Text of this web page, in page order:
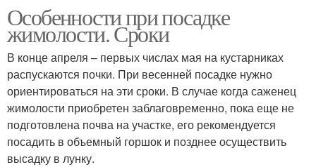
Особенности при посадке
жимолости. Сроки
В конце апреля – первых числах мая на кустарниках
распускаются почки. При весенней посадке нужно
ориентироваться на эти сроки. В случае когда саженец
жимолости приобретен заблаговременно, пока еще не
подготовлена почва на участке, его рекомендуется
посадить в объемный горшок и позднее осуществить
высадку в лунку.